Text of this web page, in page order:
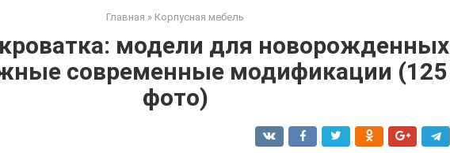
Главная » Корпусная мебель
модели для новорожденных
современные модификации (125
фото)